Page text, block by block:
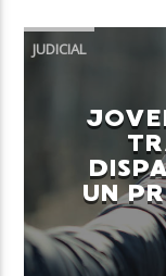
TÍTULO
Neiva Estereo
JUDICIAL
UN